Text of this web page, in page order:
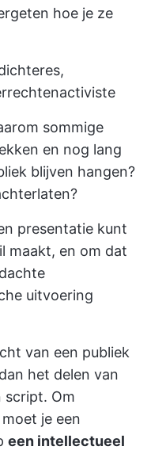
hoe je ze
sommige
en nog lang
blijven hangen?
presentatie kunt
maakt, en om dat
uitvoering
van een publiek
het delen van
script. Om
je een
een intellectueel